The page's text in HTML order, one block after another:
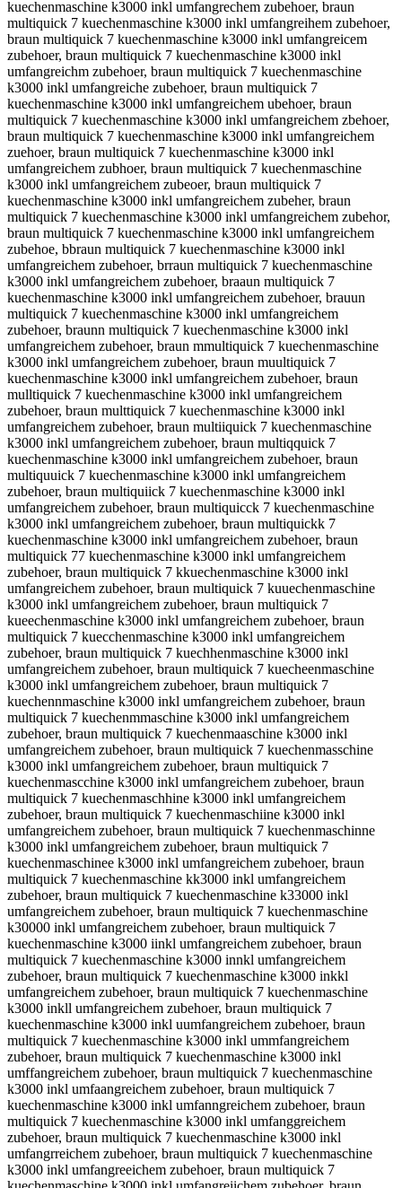
kuechenmaschine k3000 inkl umfangrechem zubehoer, braun
multiquick 7 kuechenmaschine k3000 inkl umfangreihem zubehoer,
braun multiquick 7 kuechenmaschine k3000 inkl umfangreicem
zubehoer, braun multiquick 7 kuechenmaschine k3000 inkl
umfangreichm zubehoer, braun multiquick 7 kuechenmaschine
k3000 inkl umfangreiche zubehoer, braun multiquick 7
kuechenmaschine k3000 inkl umfangreichem ubehoer, braun
multiquick 7 kuechenmaschine k3000 inkl umfangreichem zbehoer,
braun multiquick 7 kuechenmaschine k3000 inkl umfangreichem
zuehoer, braun multiquick 7 kuechenmaschine k3000 inkl
umfangreichem zubhoer, braun multiquick 7 kuechenmaschine
k3000 inkl umfangreichem zubeoer, braun multiquick 7
kuechenmaschine k3000 inkl umfangreichem zubeher, braun
multiquick 7 kuechenmaschine k3000 inkl umfangreichem zubehor,
braun multiquick 7 kuechenmaschine k3000 inkl umfangreichem
zubehoe, bbraun multiquick 7 kuechenmaschine k3000 inkl
umfangreichem zubehoer, brraun multiquick 7 kuechenmaschine k3000 inkl umfangreichem zubehoer, braaun multiquick 7 kuechenmaschine k3000 inkl umfangreichem zubehoer, brauun multiquick 7 kuechenmaschine k3000 inkl umfangreichem zubehoer, braunn multiquick 7 kuechenmaschine k3000 inkl umfangreichem zubehoer, braun mmultiquick 7 kuechenmaschine k3000 inkl umfangreichem zubehoer, braun muultiquick 7 kuechenmaschine k3000 inkl umfangreichem zubehoer, braun mulltiquick 7 kuechenmaschine k3000 inkl umfangreichem zubehoer, braun multtiquick 7 kuechenmaschine k3000 inkl umfangreichem zubehoer, braun multiiquick 7 kuechenmaschine k3000 inkl umfangreichem zubehoer, braun multiqquick 7 kuechenmaschine k3000 inkl umfangreichem zubehoer, braun multiquuick 7 kuechenmaschine k3000 inkl umfangreichem zubehoer, braun multiquiick 7 kuechenmaschine k3000 inkl umfangreichem zubehoer, braun multiquicck 7 kuechenmaschine k3000 inkl umfangreichem zubehoer, braun multiquickk 7 kuechenmaschine k3000 inkl umfangreichem zubehoer, braun multiquick 77 kuechenmaschine k3000 inkl umfangreichem zubehoer, braun multiquick 7 kkuechenmaschine k3000 inkl umfangreichem zubehoer, braun multiquick 7 kuuechenmaschine k3000 inkl umfangreichem zubehoer, braun multiquick 7 kueechenmaschine k3000 inkl umfangreichem zubehoer, braun multiquick 7 kuecchenmaschine k3000 inkl umfangreichem zubehoer, braun multiquick 7 kuechhenmaschine k3000 inkl umfangreichem zubehoer, braun multiquick 7 kuecheenmaschine k3000 inkl umfangreichem zubehoer, braun multiquick 7 kuechennmaschine k3000 inkl umfangreichem zubehoer, braun multiquick 7 kuechenmmaschine k3000 inkl umfangreichem zubehoer, braun multiquick 7 kuechenmaaschine k3000 inkl umfangreichem zubehoer, braun multiquick 7 kuechenmasschine k3000 inkl umfangreichem zubehoer, braun multiquick 7 kuechenmascchine k3000 inkl umfangreichem zubehoer, braun multiquick 7 kuechenmaschhine k3000 inkl umfangreichem zubehoer, braun multiquick 7 kuechenmaschiine k3000 inkl umfangreichem zubehoer, braun multiquick 7 kuechenmaschinne k3000 inkl umfangreichem zubehoer, braun multiquick 7 kuechenmaschinee k3000 inkl umfangreichem zubehoer, braun multiquick 7 kuechenmaschine kk3000 inkl umfangreichem zubehoer, braun multiquick 7 kuechenmaschine k33000 inkl umfangreichem zubehoer, braun multiquick 7 kuechenmaschine k30000 inkl umfangreichem zubehoer, braun multiquick 7 kuechenmaschine k3000 iinkl umfangreichem zubehoer, braun multiquick 7 kuechenmaschine k3000 innkl umfangreichem zubehoer, braun multiquick 7 kuechenmaschine k3000 inkkl umfangreichem zubehoer, braun multiquick 7 kuechenmaschine k3000 inkll umfangreichem zubehoer, braun multiquick 7 kuechenmaschine k3000 inkl uumfangreichem zubehoer, braun multiquick 7 kuechenmaschine k3000 inkl ummfangreichem zubehoer, braun multiquick 7 kuechenmaschine k3000 inkl umffangreichem zubehoer, braun multiquick 7 kuechenmaschine k3000 inkl umfaangreichem zubehoer, braun multiquick 7 kuechenmaschine k3000 inkl umfanngreichem zubehoer, braun multiquick 7 kuechenmaschine k3000 inkl umfanggreichem zubehoer, braun multiquick 7 kuechenmaschine k3000 inkl umfangrreichem zubehoer, braun multiquick 7 kuechenmaschine k3000 inkl umfangreeichem zubehoer, braun multiquick 7 kuechenmaschine k3000 inkl umfangreiichem zubehoer, braun multiquick 7 kuechenmaschine k3000 inkl umfangreicchem zubehoer, braun multiquick 7 kuechenmaschine k3000 inkl umfangreichhem zubehoer, braun multiquick 7 kuechenmaschine k3000 inkl umfangreicheem zubehoer, braun multiquick 7 kuechenmaschine k3000 inkl umfangreichemm zubehoer, braun multiquick 7 kuechenmaschine k3000 inkl umfangreichem zzubehoer, braun multiquick 7 kuechenmaschine k3000 inkl umfangreichem zuubehoer, braun multiquick 7 kuechenmaschine k3000 inkl umfangreichem zubbehoer, braun multiquick 7 kuechenmaschine k3000 inkl umfangreichem zubeehoer, braun multiquick 7 kuechenmaschine k3000 inkl umfangreichem zubehhoer, braun multiquick 7 kuechenmaschine k3000 inkl umfangreichem zubehooer, braun multiquick 7 kuechenmaschine k3000 inkl umfangreichem zubehoeer, braun multiquick 7 kuechenmaschine k3000 inkl umfangreichem zubehoerr, rbaun multiquick 7 kuechenmaschine k3000 inkl umfangreichem zubehoer, barun multiquick 7 kuechenmaschine k3000 inkl umfangreichem zubehoer, bruan multiquick 7 kuechenmaschine k3000 inkl umfangreichem zubehoer, branu multiquick 7 kuechenmaschine k3000 inkl umfangreichem zubehoer, brau nmultiquick 7 kuechenmaschine k3000 inkl umfangreichem zubehoer, braunm ultiquick 7 kuechenmaschine k3000 inkl umfangreichem zubehoer, braun umltiquick 7 kuechenmaschine k3000 inkl umfangreichem zubehoer, braun mlutiquick 7 kuechenmaschine k3000 inkl umfangreichem zubehoer, braun mutliquick 7 kuechenmaschine k3000 inkl umfangreichem zubehoer, braun mulitquick 7 kuechenmaschine k3000 inkl umfangreichem zubehoer, braun multqiuick 7 kuechenmaschine k3000 inkl umfangreichem zubehoer, braun multiuqick 7 kuechenmaschine k3000 inkl umfangreichem zubehoer, braun multiqiuck 7 kuechenmaschine k3000 inkl umfangreichem zubehoer, braun multiqucik 7 kuechenmaschine k3000 inkl umfangreichem zubehoer, braun multiquikc 7 kuechenmaschine k3000 inkl umfangreichem zubehoer, braun multiquic k7 kuechenmaschine k3000 inkl umfangreichem zubehoer, braun multiquick7 kuechenmaschine k3000 inkl umfangreichem zubehoer, braun multiquick 7kuechenmaschine k3000 inkl umfangreichem zubehoer, braun multiquick 7k uechenmaschine k3000 inkl umfangreichem zubehoer, braun multiquick 7 ukechenmaschine k3000 inkl umfangreichem zubehoer, braun multiquick 7 keuchenmaschine k3000 inkl umfangreichem zubehoer, braun multiquick 7 kucehenmaschine k3000 inkl umfangreichem zubehoer, braun multiquick 7 kuehcenmaschine k3000 inkl umfangreichem zubehoer, braun multiquick 7 kuecehnmaschine k3000 inkl umfangreichem zubehoer, braun multiquick 7 kuechnemaschine k3000 inkl umfangreichem zubehoer, braun multiquick 7 kuechemnaschine k3000 inkl umfangreichem zubehoer, braun multiquick 7 kuechenamschine k3000 inkl umfangreichem zubehoer, braun multiquick 7 kuechenmsachine k3000 inkl umfangreichem zubehoer, braun multiquick 7 kuechenmacshine k3000 inkl umfangreichem zubehoer, braun multiquick 7 kuechenmashcine k3000 inkl umfangreichem zubehoer, braun multiquick 7 kuechenmascihne k3000 inkl umfangreichem zubehoer, braun multiquick 7 kuechenmaschnie k3000 inkl umfangreichem zubehoer, braun multiquick 7 kuechenmaschien k3000 inkl umfangreichem zubehoer, braun multiquick 7 kuechenmaschin ek3000 inkl umfangreichem zubehoer, braun multiquick 7 kuechenmaschinek 3000 inkl umfangreichem zubehoer, braun multiquick 7 kuechenmaschine 3k000 inkl umfangreichem zubehoer, braun multiquick 7 kuechenmaschine k0300 inkl umfangreichem zubehoer, braun multiquick 7 kuechenmaschine k300 0inkl umfangreichem zubehoer, braun multiquick 7 kuechenmaschine k3000i nkl umfangreichem zubehoer, braun multiquick 7 kuechenmaschine k3000 nikl umfangreichem zubehoer, braun multiquick 7 kuechenmaschine k3000 iknl umfangreichem zubehoer, braun multiquick 7 kuechenmaschine k3000 inlk umfangreichem zubehoer, braun multiquick 7 kuechenmaschine k3000 ink lumfangreichem zubehoer, braun multiquick 7 kuechenmaschine k3000 inklu mfangreichem zubehoer, braun multiquick 7 kuechenmaschine k3000 inkl mufangreichem zubehoer, braun multiquick 7 kuechenmaschine k3000 inkl ufmangreichem zubehoer, braun multiquick 7 kuechenmaschine k3000 inkl umafngreichem zubehoer, braun multiquick 7 kuechenmaschine k3000 inkl umfnagreichem zubehoer, braun multiquick 7 kuechenmaschine k3000 inkl umfagnreichem zubehoer, braun multiquick 7 kuechenmaschine k3000 inkl umfanrgeichem zubehoer, braun multiquick 7 kuechenmaschine k3000 inkl umfangerichem zubehoer, braun multiquick 7 kuechenmaschine k3000 inkl umfangriechem zubehoer, braun multiquick 7 kuechenmaschine k3000 inkl umfangrecihem zubehoer, braun multiquick 7 kuechenmaschine k3000 inkl umfangreihcem zubehoer, braun multiquick 7 kuechenmaschine k3000 inkl umfangreicehm zubehoer, braun multiquick 7 kuechenmaschine k3000 inkl umfangreichme zubehoer, braun multiquick 7 kuechenmaschine k3000 inkl umfangreiche mzubehoer, braun multiquick 7 kuechenmaschine k3000 inkl umfangreichemz ubehoer, braun multiquick 7 kuechenmaschine k3000 inkl umfangreichem uzbehoer, braun multiquick 7 kuechenmaschine k3000 inkl umfangreichem zbuehoer, braun multiquick 7 kuechenmaschine k3000 inkl umfangreichem zuebhoer, braun multiquick 7 kuechenmaschine k3000 inkl umfangreichem zubheoer, braun multiquick 7 kuechenmaschine k3000 inkl umfangreichem zubeoher, braun multiquick 7 kuechenmaschine k3000 inkl umfangreichem zubeheor, braun multiquick 7 kuechenmaschine k3000 inkl umfangreichem zubehore, braunmultiquick 7 kuechenmaschine k3000 inkl umfangreichem zubehoer, braun multiquick7 kuechenmaschine k3000 inkl umfangreichem zubehoer, braun multiquick 7kuechenmaschine k3000 inkl umfangreichem zubehoer, braun multiquick 7 kuechenmaschinek3000 inkl umfangreichem zubehoer, braun multiquick 7 kuechenmaschine k3000inkl umfangreichem zubehoer, braun multiquick 7 kuechenmaschine k3000 inklumfangreichem zubehoer, braun multiquick 7 kuechenmaschine k3000 inkl umfangreichemzubehoer, raun multiquick 7 kuechenmaschine k3000 inkl umfangreichem zubehoer, vraun multiquick 7 kuechenmaschine k3000 inkl umfangreichem zubehoer, fraun multiquick 7 kuechenmaschine k3000 inkl umfangreichem zubehoer, graun multiquick 7 kuechenmaschine k3000 inkl umfangreichem zubehoer, hraun multiquick 7 kuechenmaschine k3000 inkl umfangreichem zubehoer, nraun multiquick 7 kuechenmaschine k3000 inkl umfangreichem zubehoer, beaun multiquick 7 kuechenmaschine k3000 inkl umfangreichem zubehoer, bdaun multiquick 7 kuechenmaschine k3000 inkl umfangreichem zubehoer, bfaun multiquick 7 kuechenmaschine k3000 inkl umfangreichem zubehoer, bgaun multiquick 7 kuechenmaschine k3000 inkl umfangreichem zubehoer, btaun multiquick 7 kuechenmaschine k3000 inkl umfangreichem zubehoer, b4aun multiquick 7 kuechenmaschine k3000 inkl umfangreichem